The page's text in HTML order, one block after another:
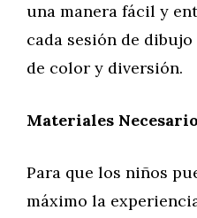
una manera fácil y
cada sesión de
de color y diversión.
Materiales
Para que los niños
máximo la